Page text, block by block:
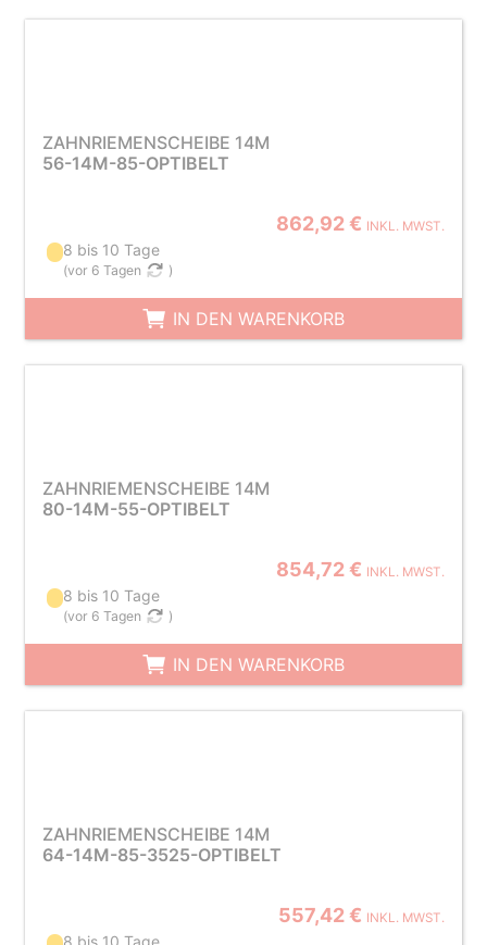
ZAHNRIEMENSCHEIBE 14M
56-14M-85-OPTIBELT
862,92 € INKL. MWST.
8 bis 10 Tage
(vor 6 Tagen )
IN DEN WARENKORB
ZAHNRIEMENSCHEIBE 14M
80-14M-55-OPTIBELT
854,72 € INKL. MWST.
8 bis 10 Tage
(vor 6 Tagen )
IN DEN WARENKORB
ZAHNRIEMENSCHEIBE 14M
64-14M-85-3525-OPTIBELT
557,42 € INKL. MWST.
8 bis 10 Tage